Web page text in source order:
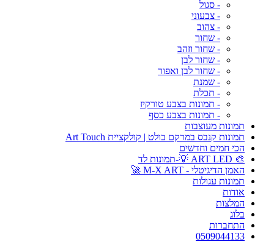
- סגול
- צבעוני
- צהוב
- שחור
- שחור וזהב
- שחור לבן
- שחור לבן ואפור
- שמנת
- תכלת
- תמונות בצבע טורקיז
- תמונות בצבע כסף
תמונות מעוצבות
תמונות קנבס במרקם בולט | קולקציית Art Touch
הכי חמים וחדשים
🎨 ART LED 💡-תמונות לד
האמן הדיגיטלי - M-X ART 🚀
תמונות עגולות
אודות
המלצות
בלוג
התחברות
0509044133